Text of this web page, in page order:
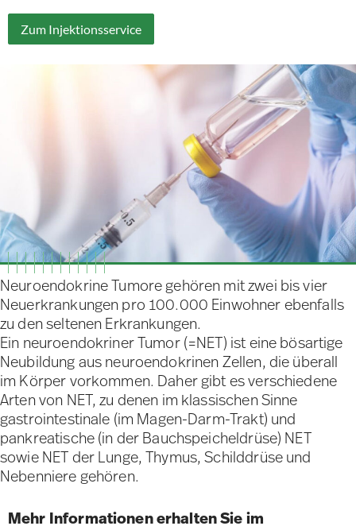
Zum Injektionsservice
Neuroendokrine Tumore gehören mit zwei bis vier
Neuerkrankungen pro 100.000 Einwohner ebenfalls
zu den seltenen Erkrankungen.
Ein neuroendokriner Tumor (=NET) ist eine bösartige
Neubildung aus neuroendokrinen Zellen, die überall
im Körper vorkommen. Daher gibt es verschiedene
Arten von NET, zu denen im klassischen Sinne
gastrointestinale (im Magen-Darm-Trakt) und
pankreatische (in der Bauchspeicheldrüse) NET
sowie NET der Lunge, Thymus, Schilddrüse und
Nebenniere gehören.
Mehr Informationen erhalten Sie im